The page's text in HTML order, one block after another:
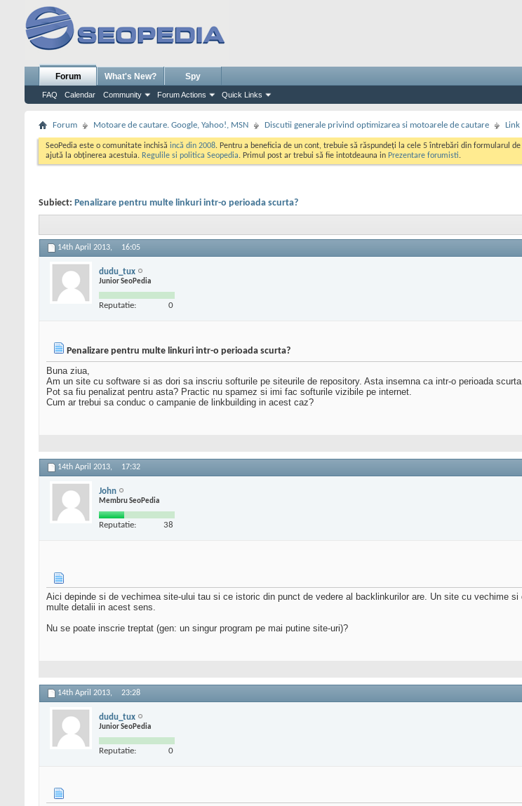
Forum
FAQ Calendar Community Forum Actions Quick Links
What's New? Spy
Forum Motoare de cautare. Google, Yahoo!, MSN Discutii generale privind optimizarea si motoarele de cautare Link
SeoPedia este o comunitate inchisă incă din 2008. Pentru a beneficia de un cont, trebuie să răspundeți la cele 5 întrebări din formularul
ajută la obținerea acestuia. Regulile si politica Seopedia. Primul post ar trebui să fie intotdeauna in Prezentare forumisti.
Subiect: Penalizare pentru multe linkuri intr-o perioada scurta?
14th April 2013, 16:05
dudu_tux
Junior SeoPedia
Reputatie: 0
Penalizare pentru multe linkuri intr-o perioada scurta?
Buna ziua,
Am un site cu software si as dori sa inscriu softurile pe siteurile de repository. Asta insemna ca intr-o perioada
Pot sa fiu penalizat pentru asta? Practic nu spamez si imi fac softurile vizibile pe internet.
Cum ar trebui sa conduc o campanie de linkbuilding in acest caz?
14th April 2013, 17:32
John
Membru SeoPedia
Reputatie: 38
Aici depinde si de vechimea site-ului tau si ce istoric din punct de vedere al backlinkurilor are. Un site cu vechime
multe detalii in acest sens.
Nu se poate inscrie treptat (gen: un singur program pe mai putine site-uri)?
14th April 2013, 23:28
dudu_tux
Junior SeoPedia
Reputatie: 0